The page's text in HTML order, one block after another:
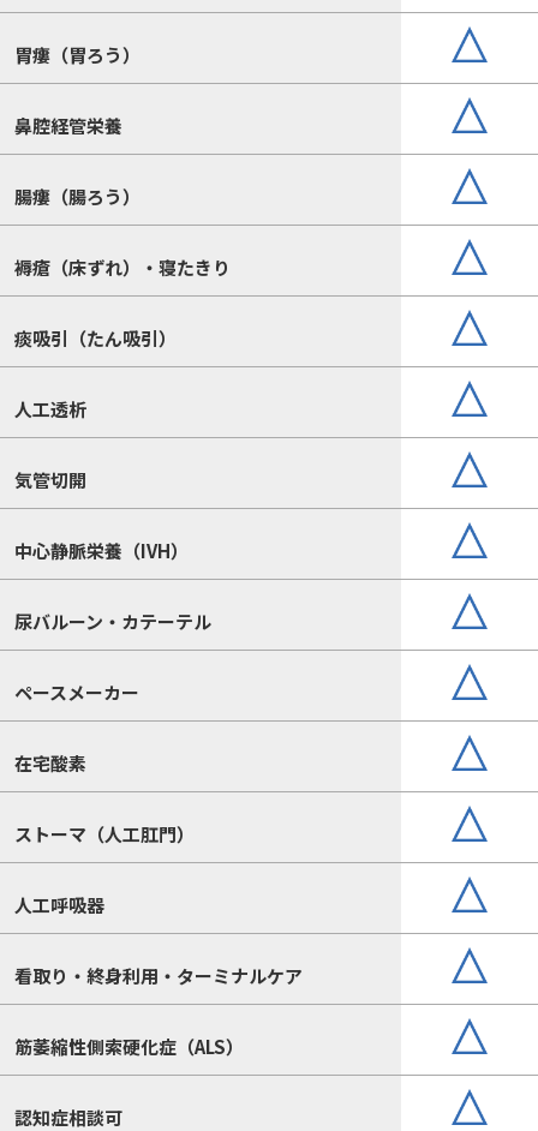
胃瘻（胃ろう）
鼻腔経管栄養
腸瘻（腸ろう）
褥瘡（床ずれ）・寝たきり
痰吸引（たん吸引）
人工透析
気管切開
中心静脈栄養（IVH）
尿バルーン・カテーテル
ペースメーカー
在宅酸素
ストーマ（人工肛門）
人工呼吸器
看取り・終身利用・ターミナルケア
筋萎縮性側索硬化症（ALS）
認知症相談可